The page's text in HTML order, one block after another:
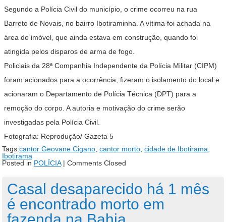
Segundo a Polícia Civil do município, o crime ocorreu na rua
Barreto de Novais, no bairro Ibotiraminha. A vítima foi achada na
área do imóvel, que ainda estava em construção, quando foi
atingida pelos disparos de arma de fogo.
Policiais da 28ª Companhia Independente da Polícia Militar (CIPM)
foram acionados para a ocorrência, fizeram o isolamento do local e
acionaram o Departamento de Polícia Técnica (DPT) para a
remoção do corpo. A autoria e motivação do crime serão
investigadas pela Polícia Civil.
Fotografia: Reprodução/ Gazeta 5
Tags:cantor Geovane Cigano cantor morto cidade de Ibotirama
Ibotirama
Posted in POLÍCIA| Comments Closed
Casal desaparecido há 1 mês
é encontrado morto em